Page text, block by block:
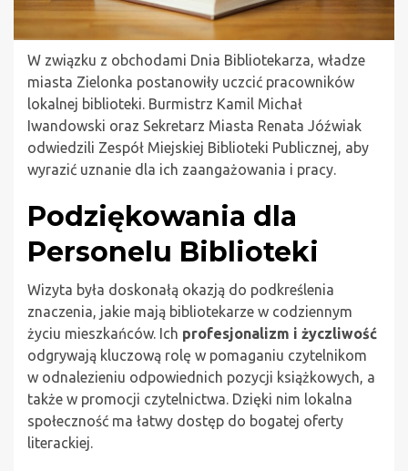
W związku z obchodami Dnia Bibliotekarza, władze
miasta Zielonka postanowiły uczcić pracowników
lokalnej biblioteki. Burmistrz Kamil Michał
Iwandowski oraz Sekretarz Miasta Renata Jóźwiak
odwiedzili Zespół Miejskiej Biblioteki Publicznej, aby
wyrazić uznanie dla ich zaangażowania i pracy.
Podziękowania dla
Personelu Biblioteki
Wizyta była doskonałą okazją do podkreślenia
znaczenia, jakie mają bibliotekarze w codziennym
życiu mieszkańców. Ich profesjonalizm i życzliwość
odgrywają kluczową rolę w pomaganiu czytelnikom
w odnalezieniu odpowiednich pozycji książkowych, a
także w promocji czytelnictwa. Dzięki nim lokalna
społeczność ma łatwy dostęp do bogatej oferty
literackiej.